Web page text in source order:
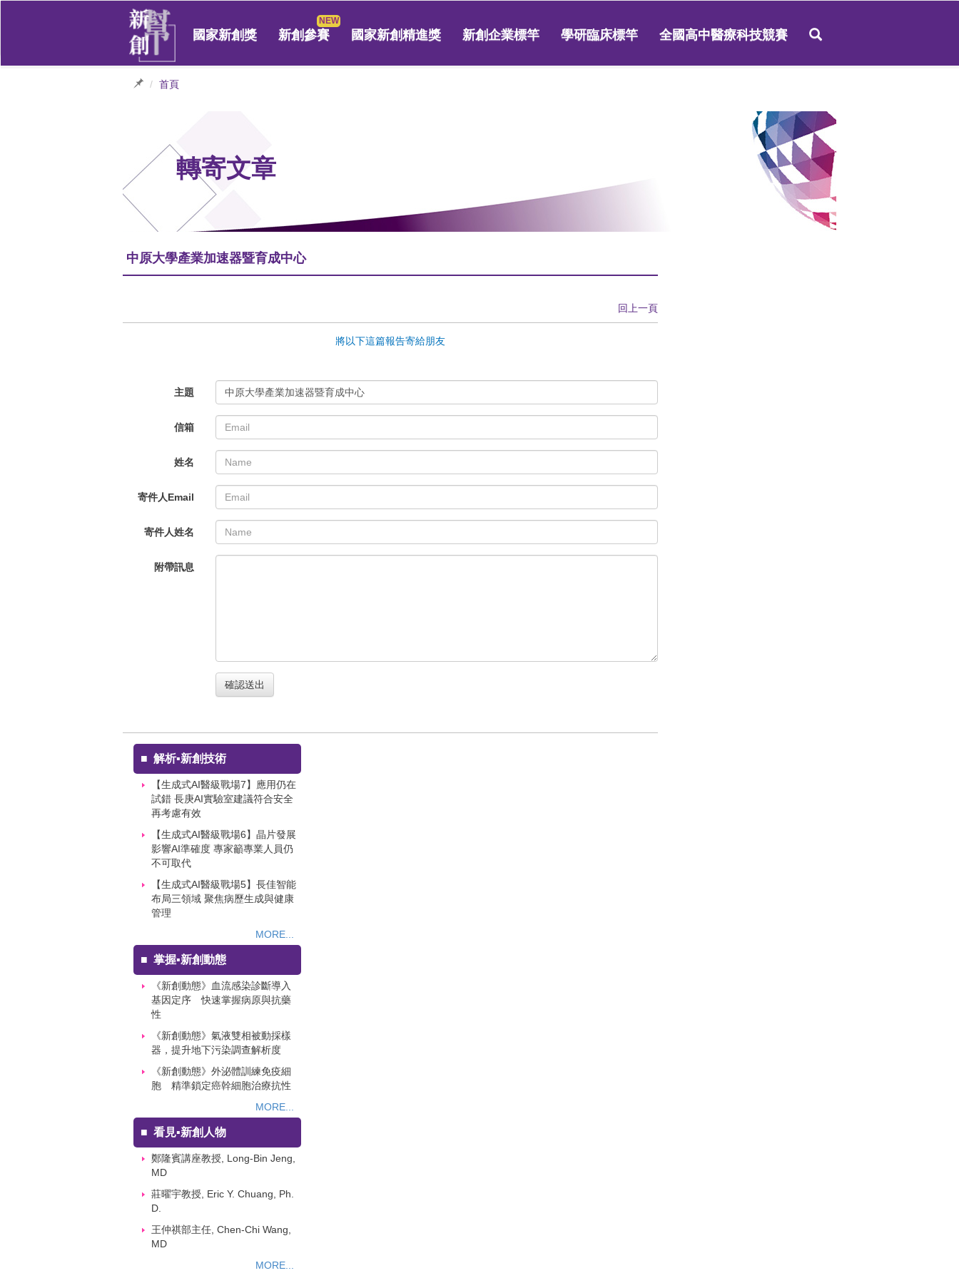
國家新創獎 新創參賽 國家新創精進獎 新創企業標竿 學研臨床標竿 全國高中醫療科技競賽
首頁
轉寄文章
中原大學產業加速器暨育成中心
回上一頁
將以下這篇報告寄給朋友
主題 中原大學產業加速器暨育成中心
信箱
姓名
寄件人Email
寄件人姓名
附帶訊息
確認送出
■ 解析▪新創技術
【生成式AI醫級戰場7】應用仍在
試錯 長庚AI實驗室建議符合安全
再考慮有效
【生成式AI醫級戰場6】晶片發展
影響AI準確度 專家籲專業人員仍
不可取代
【生成式AI醫級戰場5】長佳智能
布局三領域 聚焦病歷生成與健康
管理
MORE...
■ 掌握▪新創動態
《新創動態》血流感染診斷導入
基因定序 快速掌握病原與抗藥
性
《新創動態》氣液雙相被動採樣
器，提升地下污染調查解析度
《新創動態》外泌體訓練免疫細
胞 精準鎖定癌幹細胞治療抗性
MORE...
■ 看見▪新創人物
鄭隆賓講座教授, Long-Bin Jeng,
MD
莊曜宇教授, Eric Y. Chuang, Ph.
D.
王仲祺部主任, Chen-Chi Wang,
MD
MORE...